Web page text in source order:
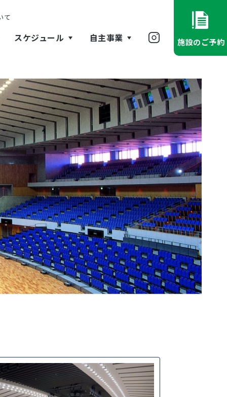
て
スケジュール 自主事業 施設のご予約